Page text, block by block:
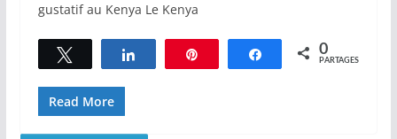
gustatif au Kenya Le Kenya
Tweetez Partagez Épingle Partagez0
PARTAGES
Read More